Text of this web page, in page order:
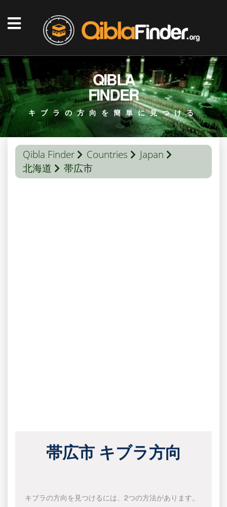
QIBLA
FINDER
キブラの方向を簡単に見つける
Qibla Finder Countries
Japan
北海道
帯広市
帯広市 キブラ方向
キブラの方向を見つけるには、2つの方法があります。